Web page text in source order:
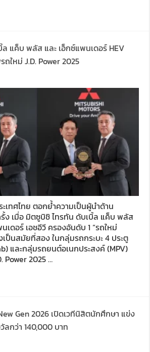
แค็บ พลัส และ เอ็กซ์แพนเดอร์ HEV
ใหม่ J.D. Power 2025
เทศไทย ตอกย้ำความเป็นผู้นำด้าน
เมื่อ มิตซูบิชิ ไทรทัน ดับเบิ้ล แค็บ พลัส
เดอร์ เอชอีวี ครองอันดับ 1 “รถใหม่
ป็นสมัยที่สอง ในกลุ่มรถกระบะ 4 ประตู
และกลุ่มรถยนต์อเนกประสงค์ (MPV)
Power 2025 …
Gen 2026 เปิดเวทีนิสิตนักศึกษา แข่ง
ลกว่า 140,000 บาท